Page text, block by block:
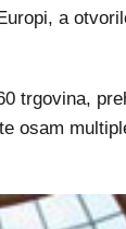
a
trgovina,
osam